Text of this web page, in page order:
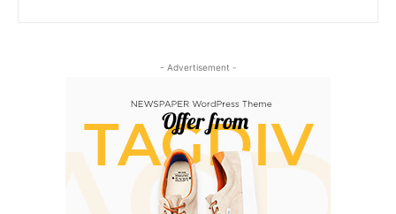
- Advertisement -